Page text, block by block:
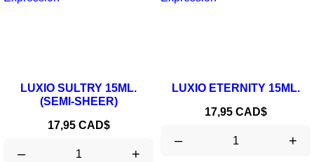
LUXIO SULTRY 15ML.
(SEMI-SHEER)
Prix
17,95 CAD$
– +
LUXIO ETERNITY 15ML.
Prix
17,95 CAD$
– +